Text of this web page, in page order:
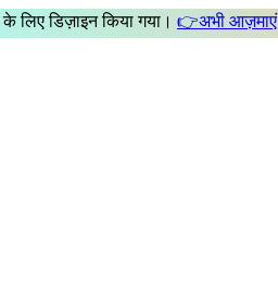
के लिए डिज़ाइन किया गया। 👉अभी आज़माएं